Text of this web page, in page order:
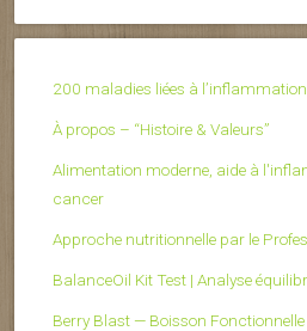
200 maladies liées à
À propos – “Histoire & Valeurs”
Alimentation moderne, aide à
cancer
Approche nutritionnelle par le
BalanceOil Kit Test | Analyse
Berry Blast — Boisson Fonctionnelle